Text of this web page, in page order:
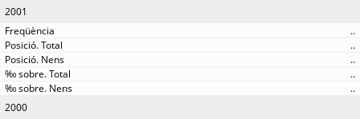
2001
..
..
..
..
..
2000